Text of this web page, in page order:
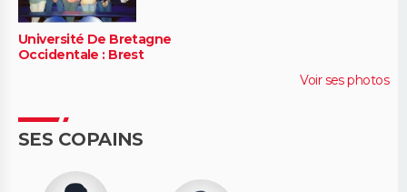
Université De Bretagne
Occidentale : Brest
Voir ses photos
SES COPAINS